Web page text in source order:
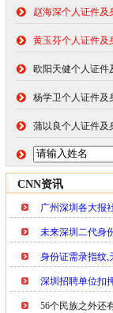
赵海深个人证件及
黄玉芬个人证件及
欧阳天健个人证件
杨学卫个人证件及
蒲以良个人证件及
CNN资讯
广州深圳各大报
未来深圳二代身
身份证需录指纹,
深圳招聘单位扣
56个民族之外还